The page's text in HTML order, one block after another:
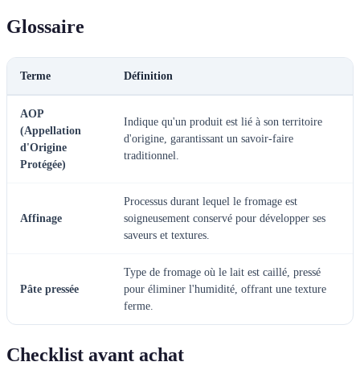
Glossaire
Terme Définition
AOP
(Appellation
d'Origine
Protégée)
Indique qu'un produit est lié à son territoire
d'origine, garantissant un savoir-faire
traditionnel.
Affinage
Processus durant lequel le fromage est
soigneusement conservé pour développer ses
saveurs et textures.
Pâte pressée
Type de fromage où le lait est caillé, pressé
pour éliminer l'humidité, offrant une texture
ferme.
Checklist avant achat